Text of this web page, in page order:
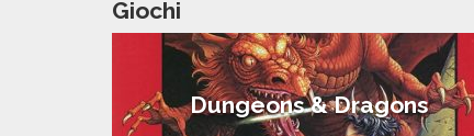
Giochi
Dungeons & Dragons